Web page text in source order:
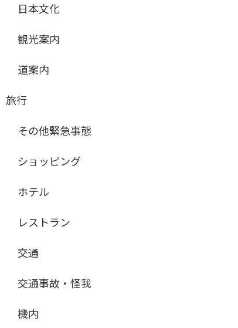
日本文化
観光案内
道案内
旅行
その他緊急事態
ショッピング
ホテル
レストラン
交通
交通事故・怪我
機内